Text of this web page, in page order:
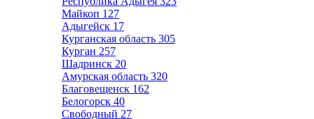
Майкоп 127
Адыгейск 17
Курганская область 305
Курган 257
Шадринск 20
Амурская область 320
Благовещенск 162
Белогорск 40
Свободный 27